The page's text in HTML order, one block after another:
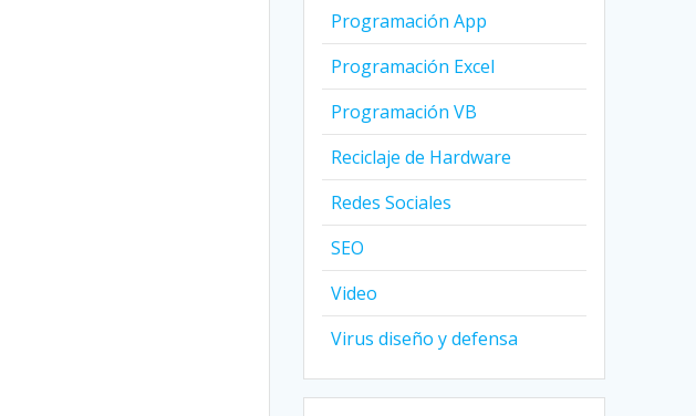
Programación App
Programación Excel
Programación VB
Reciclaje de Hardware
Redes Sociales
SEO
Video
Virus diseño y defensa